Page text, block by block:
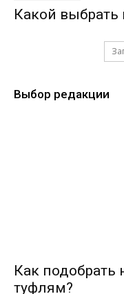
Какой выбрать
Выбор редакции
Как подобрать
туфлям?